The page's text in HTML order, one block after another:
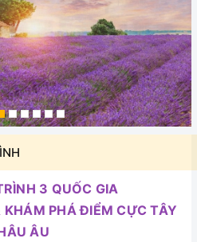
3 QUỐC GIA
KHÁM PHÁ ĐIỂM CỰC TÂY
ÂU